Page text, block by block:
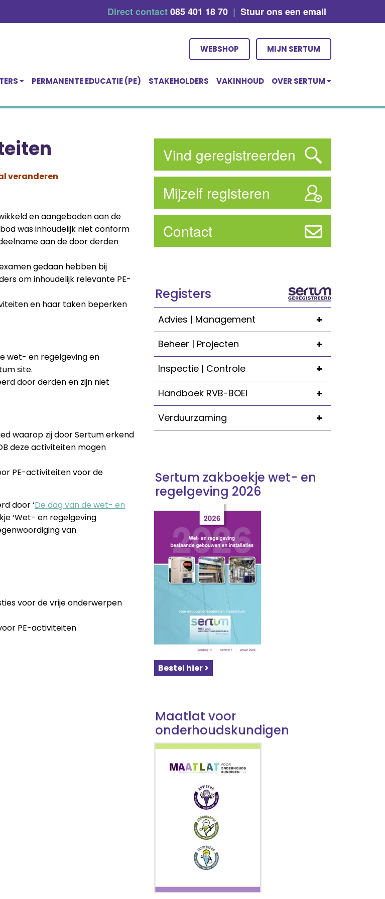
Direct contact085 401 18 70 | Stuur ons een email
WEBSHOP MIJN SERTUM
PERMANENTE EDUCATIE (PE) STAKEHOLDERS VAKINHOUD OVER SERTUM
veranderen
en aangeboden aan de
was inhoudelijk niet conform
aan de door derden
gedaan hebben bij
om inhoudelijk relevante PE-
en haar taken beperken
wet- en regelgeving en
site.
door derden en zijn niet
waarop zij door Sertum erkend
deze activiteiten mogen
PE-activiteiten voor de
door ‘De dag van de wet- en
‘Wet- en regelgeving
van
voor de vrije onderwerpen
PE-activiteiten
Vind geregistreerden
Mijzelf registeren
Contact
Registers
+
Advies | Management
+
Beheer | Projecten
+
Inspectie | Controle
+
Handboek RVB-BOEI
+
Verduurzaming
Sertum zakboekje wet- en
regelgeving 2026
Bestel hier >
Maatlat voor
onderhoudskundigen